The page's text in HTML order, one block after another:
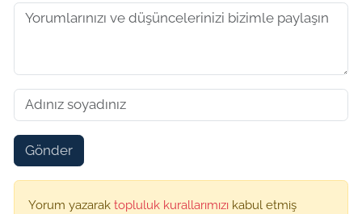
Gönder
Yorum yazarak topluluk kurallarımızı kabul etmiş